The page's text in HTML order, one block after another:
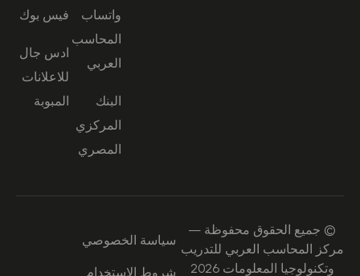
واتساب
المحاسب
العربي
البنك
المركزي
المصري
فيس بوك
ادس جال
للاعلانات
المبوبة
© جميع الحقوق محفوظة —
مركز المحاسب العربي للتدريب
وتكنولوجيا المعلومات 2026
سياسة الخصوصي
شروط الاستخدام